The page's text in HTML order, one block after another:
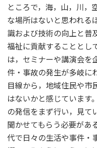
ところで，海，山，川，
な場所はないと思われる
識および技術の向上と普
福祉に貢献することとし
は，セミナーや講演会を
件・事故の発生が多岐に
目線から，地域住民や市
はないかと感じています
の発信をまず行い，見て
聞かせてもらう必要があ
代で日々の生活や事件・